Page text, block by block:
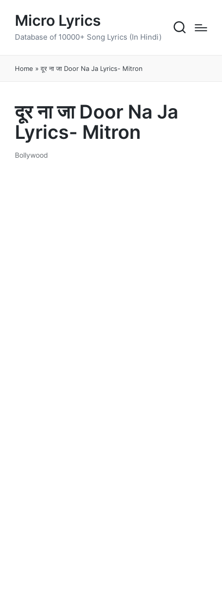
Micro Lyrics
Database of 10000+ Song Lyrics (In Hindi)
Home »दूर ना जा Door Na Ja Lyrics- Mitron
दूर ना जा Door Na Ja
Lyrics- Mitron
Posted
Bollywood